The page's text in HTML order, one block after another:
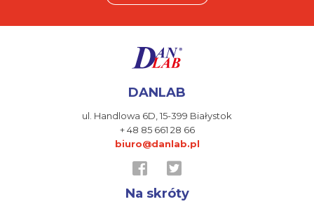
DANLAB
ul. Handlowa 6D,15-399 Białystok
+ 48 85 661 28 66
biuro@danlab.pl
Na skróty